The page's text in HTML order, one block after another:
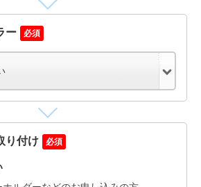
ー 必須
り付け 必須